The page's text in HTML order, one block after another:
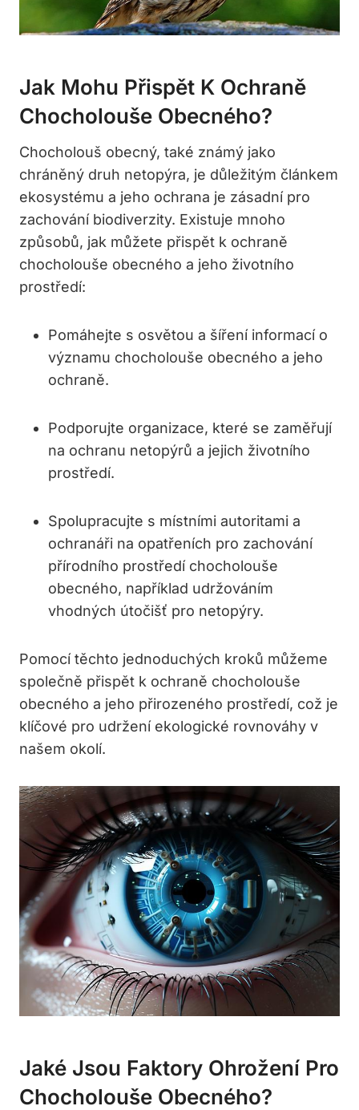
Jak Mohu Přispět K Ochraně
Chocholouše Obecného?
Chocholouš obecný, také známý jako
chráněný druh netopýra, je důležitým článkem
ekosystému a jeho ochrana je zásadní pro
zachování biodiverzity. Existuje mnoho
způsobů, jak můžete přispět k ochraně
chocholouše obecného a jeho životního
prostředí:
Pomáhejte s osvětou a šíření informací o
významu chocholouše obecného a jeho
ochraně.
Podporujte organizace, které se zaměřují
na ochranu netopýrů a jejich životního
prostředí.
Spolupracujte s místními autoritami a
ochranáři na opatřeních pro zachování
přírodního prostředí chocholouše
obecného, například udržováním
vhodných útočišť pro netopýry.
Pomocí těchto jednoduchých kroků můžeme
společně přispět k ochraně chocholouše
obecného a jeho přirozeného prostředí, což je
klíčové pro udržení ekologické rovnováhy v
našem okolí.
Jaké Jsou Faktory Ohrožení Pro
Chocholouše Obecného?